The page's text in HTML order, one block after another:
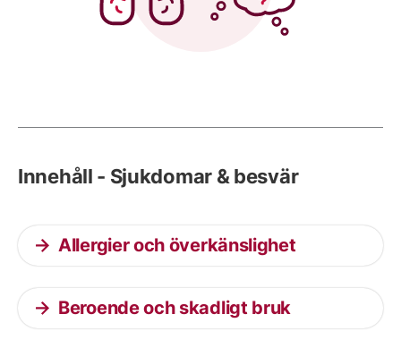
Innehåll - Sjukdomar & besvär
Allergier och överkänslighet
Beroende och skadligt bruk